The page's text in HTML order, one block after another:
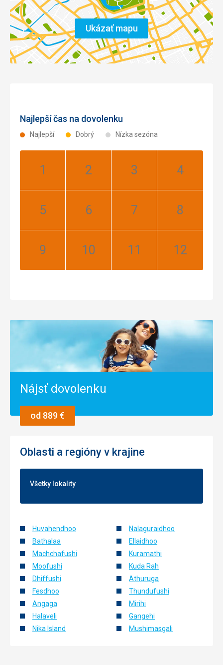
Ukázať mapu
Najlepší čas na dovolenku
Najlepší Dobrý Nízka sezóna
Január:
Február:
Marec:
Apríl:
Máj:
Jún:
Júl:
August:
September:
Október:
November:
December:
Nájsť dovolenku
od 889 €
Oblasti a regióny v krajine
Všetky lokality
Huvahendhoo
Bathalaa
Machchafushi
Moofushi
Dhiffushi
Fesdhoo
Angaga
Halaveli
Nika Island
Nalaguraidhoo
Ellaidhoo
Kuramathi
Kuda Rah
Athuruga
Thundufushi
Mirihi
Gangehi
Mushimasgali